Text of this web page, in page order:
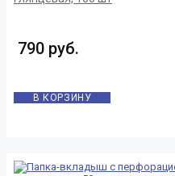
790 руб.
В КОРЗИНУ